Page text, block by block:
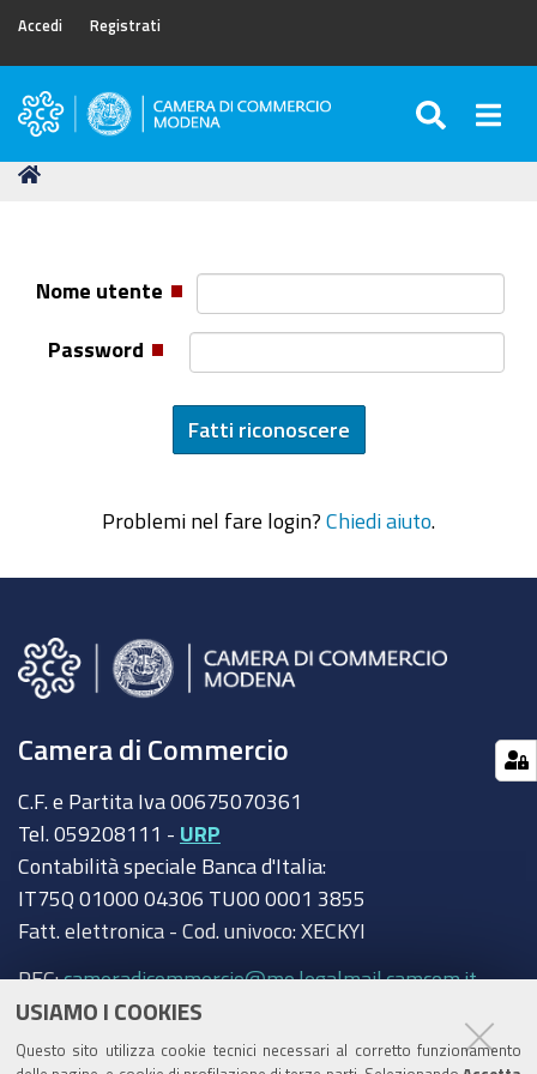
USIAMO I COOKIES
Questo sito utilizza cookie tecnici necessari al corretto funzionamento
Accedi Registrati
Camera
Commercio
Tu
Nome utente
Password
Problemi nel fare login? Chiedi aiuto
Camera di Commercio
C.F. e Partita Iva 00675070361
Tel. 059208111 - URP
Contabilità speciale Banca d'Italia:
IT75Q 01000 04306 TU00 0001 3855
Fatt. elettronica - Cod. univoco: XECKYI
PEC:cameradicommercio@mo.legalmail.camcom.it
Trasparenza